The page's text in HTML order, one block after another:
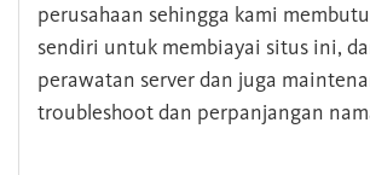
perusahaan sehingga kami
sendiri untuk membiayai situs ini,
perawatan server dan juga
troubleshoot dan perpanjangan